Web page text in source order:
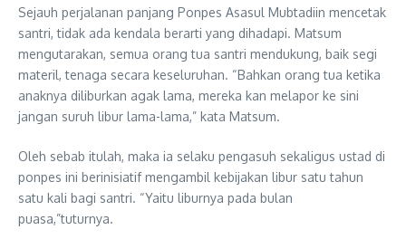
Sejauh perjalanan panjang Ponpes Asasul Mubtadiin mencetak
santri, tidak ada kendala berarti yang dihadapi. Matsum
mengutarakan, semua orang tua santri mendukung, baik segi
materil, tenaga secara keseluruhan. “Bahkan orang tua ketika
anaknya diliburkan agak lama, mereka kan melapor ke sini
jangan suruh libur lama-lama,” kata Matsum.
Oleh sebab itulah, maka ia selaku pengasuh sekaligus ustad di
ponpes ini berinisiatif mengambil kebijakan libur satu tahun
satu kali bagi santri. “Yaitu liburnya pada bulan
puasa,”tuturnya.